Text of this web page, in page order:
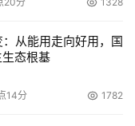
从能用走向好用，国
态根基
14分 1782